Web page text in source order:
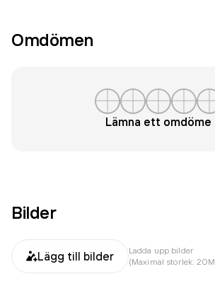
Omdömen
Lämna ett omdöme
Bilder
Lägg till bilder
Ladda upp bilder
(Maximal storlek: